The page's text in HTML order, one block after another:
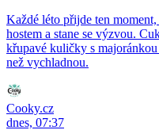
Každé léto přijde ten
hostem a stane se výzvou.
křupavé kuličky s
než vychladnou.
Cooky.cz
dnes, 07:37